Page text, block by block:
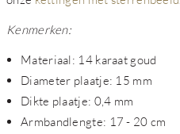
Kenmerken:
Materiaal: 14 karaat goud
Diameter plaatje: 15 mm
Dikte plaatje: 0,4 mm
Armbandlengte: 17 - 20 cm